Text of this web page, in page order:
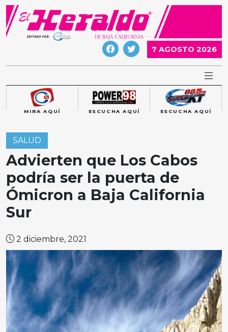
Skip
content
7 AGOSTO 2026
MIRA AQUÍ ESCUCHA AQUÍ ESCUCHA AQUÍ
SALUD
Advierten que Los Cabos
podría ser la puerta de
Ómicron a Baja California
Sur
2 diciembre, 2021